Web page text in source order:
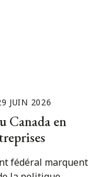
JUIN 2026
Canada en
fédéral marquent